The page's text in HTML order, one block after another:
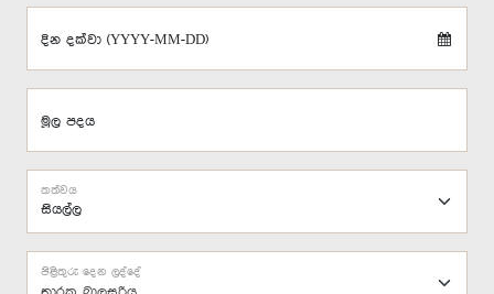
දින දක්වා (YYYY-MM-DD)
මූල පදය
තත්වය
පිළිතුරු දෙන ලද්දේ